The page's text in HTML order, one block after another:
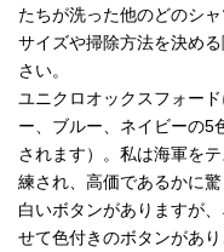
たちが洗った他のどのシ
サイズや掃除方法を決め
さい。
ユニクロオックスフォー
ー、ブルー、ネイビーの5
されます）。私は海軍を
練され、高価であるかに
白いボタンがありますが
せて色付きのボタンがあ